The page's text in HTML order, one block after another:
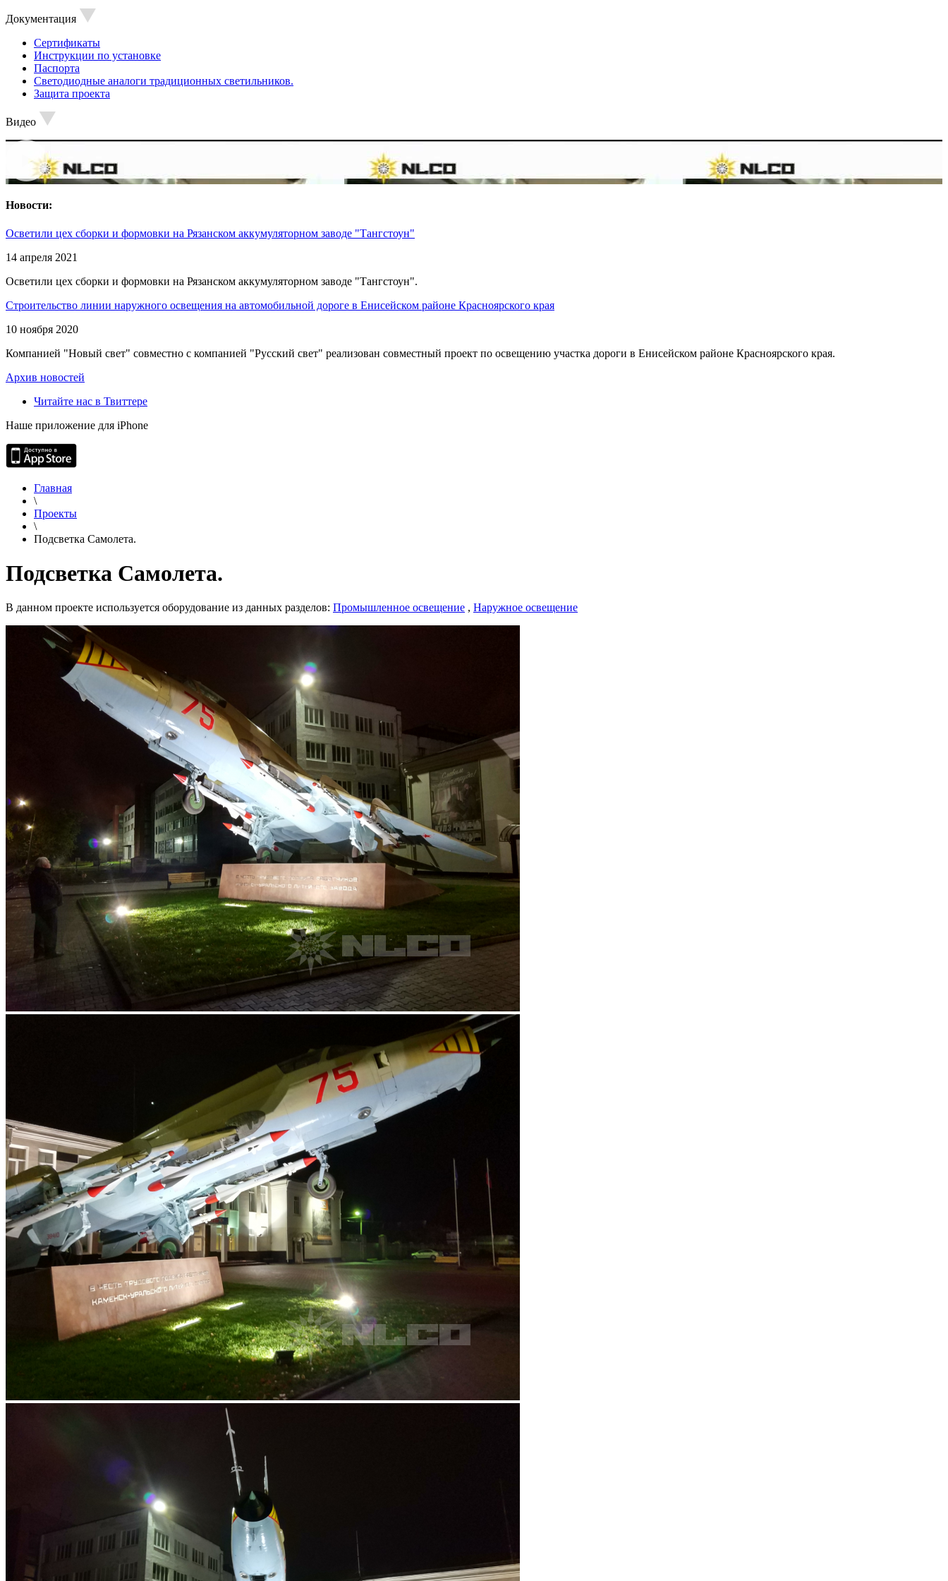
Документация
Сертификаты
Инструкции по установке
Паспорта
Светодиодные аналоги традиционных светильников.
Защита проекта
Видео
Новости:
Осветили цех сборки и формовки на Рязанском аккумуляторном заводе "Тангстоун"
14 апреля 2021
Осветили цех сборки и формовки на Рязанском аккумуляторном заводе "Тангстоун".
Строительство линии наружного освещения на автомобильной дороге в Енисейском районе Красноярского края
10 ноября 2020
Компанией "Новый свет" совместно с компанией "Русский свет" реализован совместный проект по освещению участка дороги в Енисейском районе Красноярского края.
Архив новостей
Читайте нас в Твиттере
Наше приложение для iPhone
Главная
\
Проекты
\
Подсветка Самолета.
Подсветка Самолета.
В данном проекте используется оборудование из данных разделов: Промышленное освещение , Наружное освещение